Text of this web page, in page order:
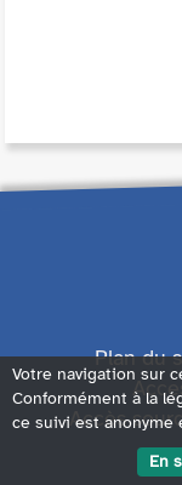
Plan du
Accès
Votre navigation sur
Conformément à la
ce suivi est
En